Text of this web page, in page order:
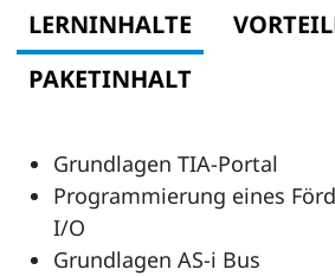
LERNINHALTE
PAKETINHALT
Grundlagen TIA-Portal
Programmierung eines
I/O
Grundlagen AS-i Bus